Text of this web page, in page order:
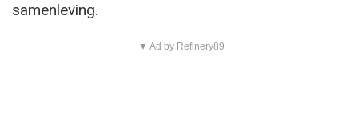
samenleving.
▼ Ad by Refinery89